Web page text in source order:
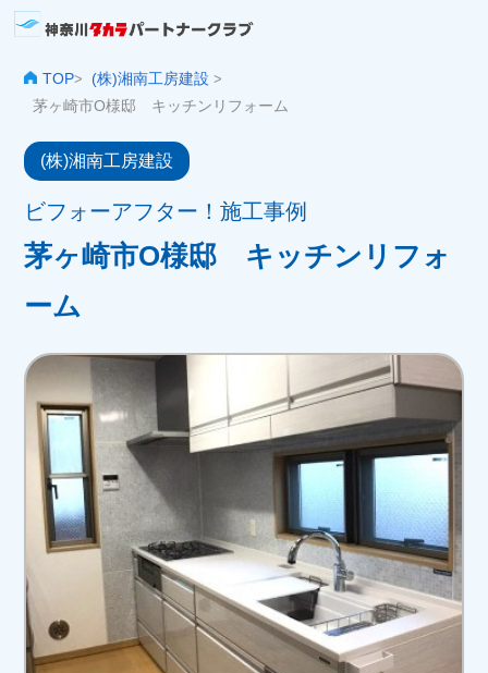
TOP> (株)湘南工房建設>
茅ヶ崎市O様邸 キッチンリフォーム
(株)湘南工房建設
ビフォーアフター！施工事例
茅ヶ崎市O様邸 キッチンリフォ
ーム